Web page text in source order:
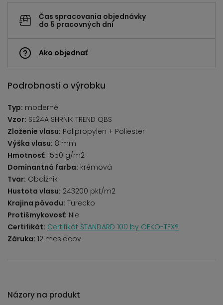
Čas spracovania objednávky
do 5 pracovných dní
Ako objednať
Podrobnosti o výrobku
Typ: moderné
Vzor: SE24A SHRNIK TREND QBS
Zloženie vlasu: Polipropylen + Poliester
Výška vlasu: 8 mm
Hmotnosť: 1550 g/m2
Dominantná farba: krémová
Tvar: Obdĺžnik
Hustota vlasu: 243200 pkt/m2
Krajina pôvodu: Turecko
Protišmykovosť: Nie
Certifikát: Certifikát STANDARD 100 by OEKO-TEX®
Záruka: 12 mesiacov
Názory na produkt